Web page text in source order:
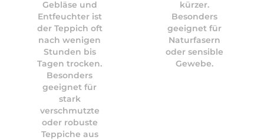
Gebläse und
Entfeuchter ist
der Teppich oft
nach wenigen
Stunden bis
Tagen trocken.
Besonders
geeignet für
stark
verschmutzte
oder robuste
Teppiche aus
kürzer.
Besonders
geeignet für
Naturfasern
oder sensible
Gewebe.